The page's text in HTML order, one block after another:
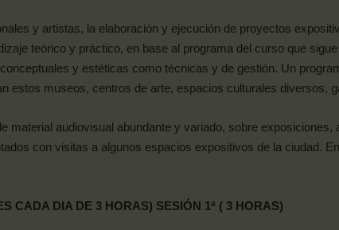
y artistas, la elaboración y ejecución de proyectos
teórico y práctico, en base al programa del curso que
y estéticas como técnicas y de gestión. Un
estos museos, centros de arte, espacios culturales diversos,
material audiovisual abundante y variado, sobre
con visitas a algunos espacios expositivos de la ciudad.
CADA DIA DE 3 HORAS) SESIÓN 1ª ( 3 HORAS)